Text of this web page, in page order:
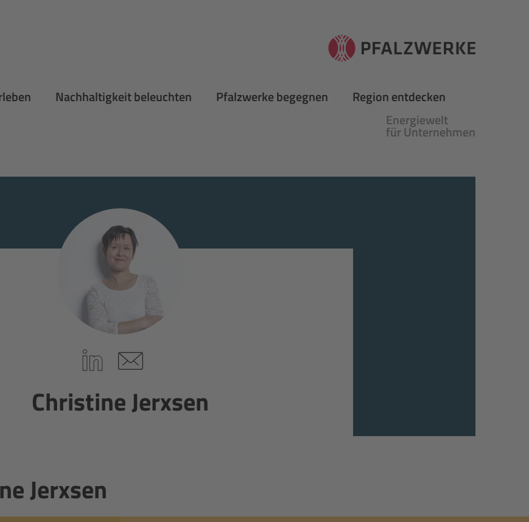
Nachhaltigkeit beleuchten Pfalzwerke begegnen
Region entdecken
Energiewelt
für Unternehmen
Linkedin E-Mail schreiben
Christine Jerxsen
Jerxsen